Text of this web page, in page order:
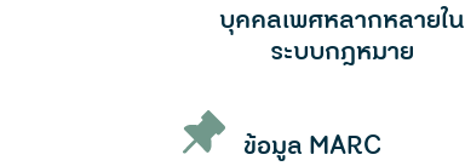
บุคคลเพศหลากหลายใน
ระบบกฎหมาย
ข้อมูล MARC